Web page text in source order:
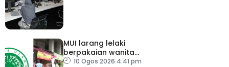
MUI larang lelaki
berpakaian wanita
sempena Hari
10 Ogos 2026 4:41 pm